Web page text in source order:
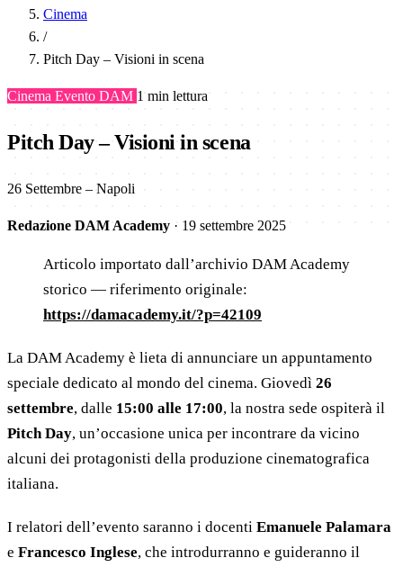
Cinema
/
Pitch Day – Visioni in scena
Cinema Evento DAM 1 min lettura
Pitch Day – Visioni in scena
26 Settembre – Napoli
Redazione DAM Academy · 19 settembre 2025
Articolo importato dall’archivio DAM Academy
storico — riferimento originale:
https://damacademy.it/?p=42109
La DAM Academy è lieta di annunciare un appuntamento
speciale dedicato al mondo del cinema. Giovedì 26
settembre, dalle 15:00 alle 17:00, la nostra sede ospiterà il
Pitch Day, un’occasione unica per incontrare da vicino
alcuni dei protagonisti della produzione cinematografica
italiana.
I relatori dell’evento saranno i docenti Emanuele Palamara
e Francesco Inglese, che introdurranno e guideranno il